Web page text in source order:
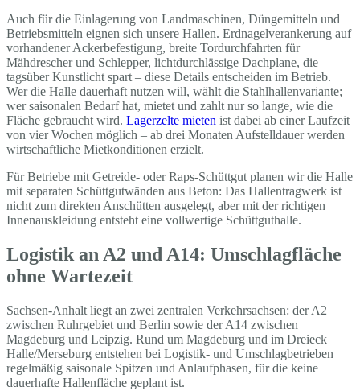
Auch für die Einlagerung von Landmaschinen, Düngemitteln und
Betriebsmitteln eignen sich unsere Hallen. Erdnagelverankerung auf
vorhandener Ackerbefestigung, breite Tordurchfahrten für
Mähdrescher und Schlepper, lichtdurchlässige Dachplane, die
tagsüber Kunstlicht spart – diese Details entscheiden im Betrieb.
Wer die Halle dauerhaft nutzen will, wählt die Stahlhallenvariante;
wer saisonalen Bedarf hat, mietet und zahlt nur so lange, wie die
Fläche gebraucht wird. Lagerzelte mieten ist dabei ab einer Laufzeit
von vier Wochen möglich – ab drei Monaten Aufstelldauer werden
wirtschaftliche Mietkonditionen erzielt.
Für Betriebe mit Getreide- oder Raps-Schüttgut planen wir die Halle
mit separaten Schüttgutwänden aus Beton: Das Hallentragwerk ist
nicht zum direkten Anschütten ausgelegt, aber mit der richtigen
Innenauskleidung entsteht eine vollwertige Schüttguthalle.
Logistik an A2 und A14: Umschlagfläche
ohne Wartezeit
Sachsen-Anhalt liegt an zwei zentralen Verkehrsachsen: der A2
zwischen Ruhrgebiet und Berlin sowie der A14 zwischen
Magdeburg und Leipzig. Rund um Magdeburg und im Dreieck
Halle/Merseburg entstehen bei Logistik- und Umschlagbetrieben
regelmäßig saisonale Spitzen und Anlaufphasen, für die keine
dauerhafte Hallenfläche geplant ist.